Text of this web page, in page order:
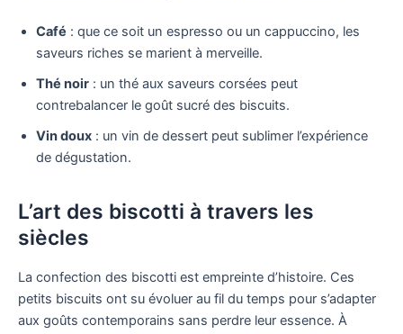
Café : que ce soit un espresso ou un cappuccino, les
saveurs riches se marient à merveille.
Thé noir : un thé aux saveurs corsées peut
contrebalancer le goût sucré des biscuits.
Vin doux : un vin de dessert peut sublimer l’expérience
de dégustation.
L’art des biscotti à travers les
siècles
La confection des biscotti est empreinte d’histoire. Ces
petits biscuits ont su évoluer au fil du temps pour s’adapter
aux goûts contemporains sans perdre leur essence. À